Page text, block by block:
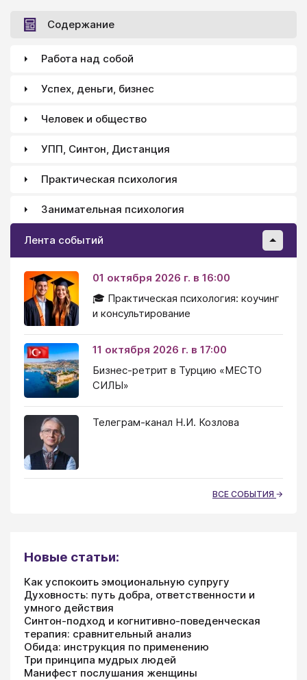
Содержание
Работа над собой
Успех, деньги, бизнес
Человек и общество
УПП, Синтон, Дистанция
Практическая психология
Занимательная психология
Лента событий
01 октября 2026 г. в 16:00
🎓 Практическая психология: коучинг
и консультирование
11 октября 2026 г. в 17:00
Бизнес-ретрит в Турцию «МЕСТО
СИЛЫ»
Телеграм-канал Н.И. Козлова
ВСЕ СОБЫТИЯ
Новые статьи:
Как успокоить эмоциональную супругу
Духовность: путь добра, ответственности и
умного действия
Синтон-подход и когнитивно-поведенческая
терапия: сравнительный анализ
Обида: инструкция по применению
Три принципа мудрых людей
Манифест послушания женщины